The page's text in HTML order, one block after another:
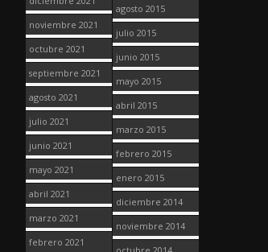
noviembre 2021
octubre 2021
septiembre 2021
agosto 2021
julio 2021
junio 2021
mayo 2021
abril 2021
marzo 2021
febrero 2021
agosto 2015
julio 2015
junio 2015
mayo 2015
abril 2015
marzo 2015
febrero 2015
enero 2015
diciembre 2014
noviembre 2014